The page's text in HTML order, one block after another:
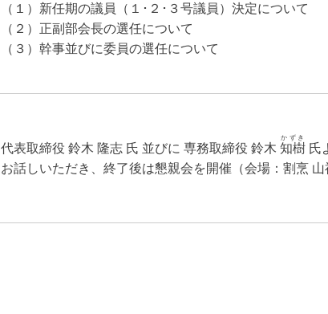
（１）新任期の議員（１･２･３号議員）決定について
（２）正副部会長の選任について
（３）幹事並びに委員の選任について
代表取締役 鈴木 隆志 氏 並びに 専務取締役 鈴木 知樹
かずき
氏
お話しいただき、終了後は懇親会を開催（会場：割烹 山